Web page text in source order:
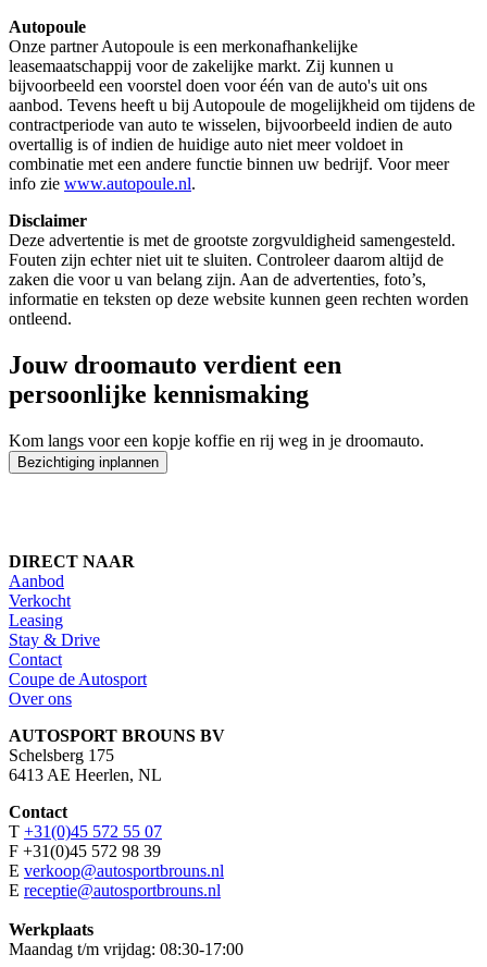
Autopoule
Onze partner Autopoule is een merkonafhankelijke
leasemaatschappij voor de zakelijke markt. Zij kunnen u
bijvoorbeeld een voorstel doen voor één van de auto's uit ons
aanbod. Tevens heeft u bij Autopoule de mogelijkheid om tijdens de
contractperiode van auto te wisselen, bijvoorbeeld indien de auto
overtallig is of indien de huidige auto niet meer voldoet in
combinatie met een andere functie binnen uw bedrijf. Voor meer
info zie www.autopoule.nl.
Disclaimer
Deze advertentie is met de grootste zorgvuldigheid samengesteld.
Fouten zijn echter niet uit te sluiten. Controleer daarom altijd de
zaken die voor u van belang zijn. Aan de advertenties, foto’s,
informatie en teksten op deze website kunnen geen rechten worden
ontleend.
Jouw droomauto verdient een
persoonlijke kennismaking
Kom langs voor een kopje koffie en rij weg in je droomauto.
Bezichtiging inplannen
DIRECT NAAR
Aanbod
Verkocht
Leasing
Stay & Drive
Contact
Coupe de Autosport
Over ons
AUTOSPORT BROUNS BV
Schelsberg 175
6413 AE Heerlen, NL
Contact
T +31(0)45 572 55 07
F +31(0)45 572 98 39
E verkoop@autosportbrouns.nl
E receptie@autosportbrouns.nl
Werkplaats
Maandag t/m vrijdag: 08:30-17:00